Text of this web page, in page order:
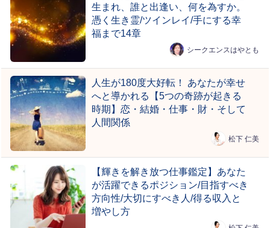
生まれ、誰と出逢い、何を為すか。
憑く生き霊/ツインレイ/手にする幸
福まで14章
シークエンスはやとも
人生が180度大好転！ あなたが幸せ
へと導かれる【5つの奇跡が起きる
時期】恋・結婚・仕事・財・そして
人間関係
松下 仁美
【輝きを解き放つ仕事鑑定】あなた
が活躍できるポジション/目指すべき
方向性/大切にすべき人/得る収入と
増やし方